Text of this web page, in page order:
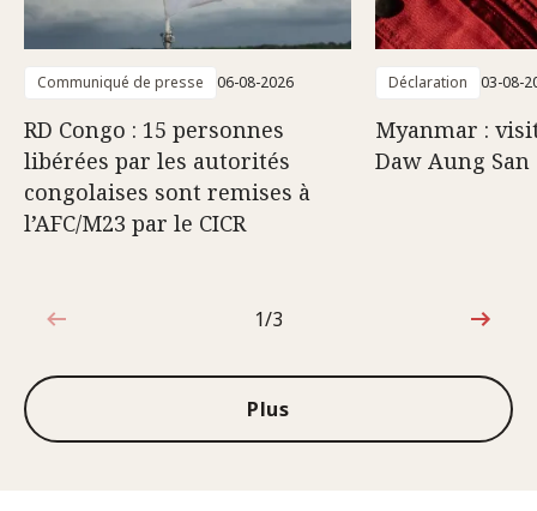
Communiqué de presse 06-08-2026
RD Congo : 15 personnes
libérées par les autorités
congolaises sont remises à
l’AFC/M23 par le CICR
Déclaration 03-08-
Myanmar :
Daw Aung San
1sur3
1/3
Plus